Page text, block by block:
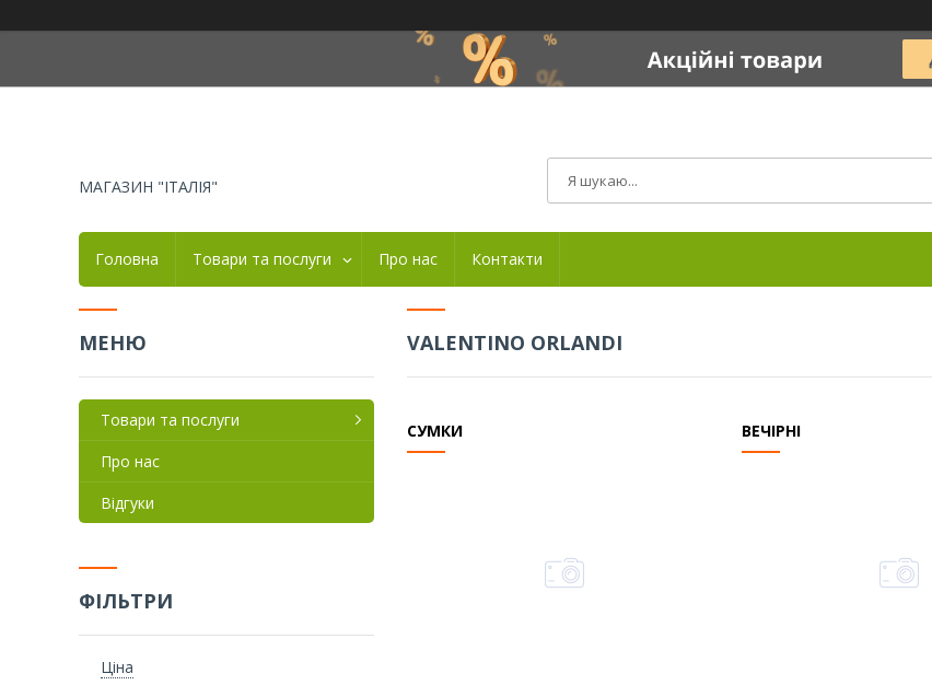
МАГАЗИН "ІТАЛІЯ"
Головна Товари та послуги Про нас Контакти
VALENTINO ORLANDI
СУМКИ ВЕЧІРНІ
Товари та послуги
Про нас
Відгуки
ФІЛЬТРИ
Ціна